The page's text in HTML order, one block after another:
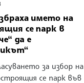
името на
се парк в
да е
за избор на
се парк във